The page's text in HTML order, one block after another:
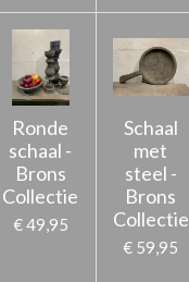
Ronde
schaal -
Brons
Collectie
€ 49,95
Schaal
met
steel -
Brons
Collectie
€ 59,95